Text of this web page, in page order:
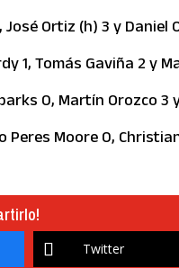
Ortiz (h) 3 y Daniel
1, Tomás Gaviña 2 y
0, Martín Orozco 3
Peres Moore 0,
Twitter